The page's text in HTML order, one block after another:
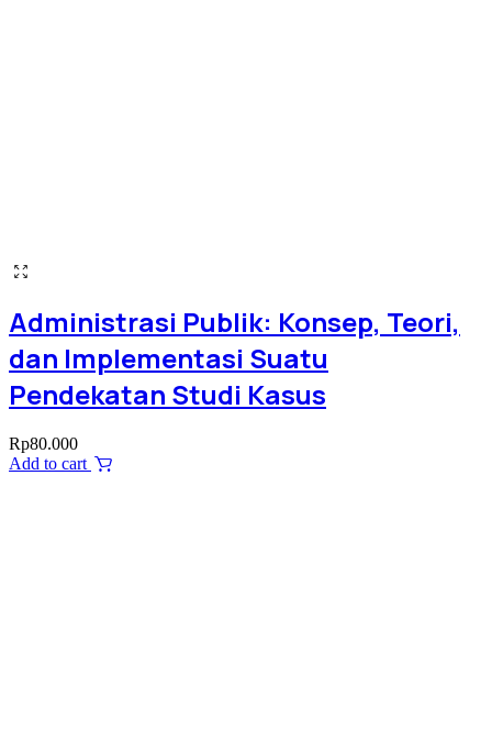
Administrasi Publik: Konsep, Teori,
dan Implementasi Suatu
Pendekatan Studi Kasus
Rp80.000
Add to cart